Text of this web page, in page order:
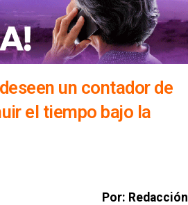
un contador de
el tiempo bajo la
Por: Redacción